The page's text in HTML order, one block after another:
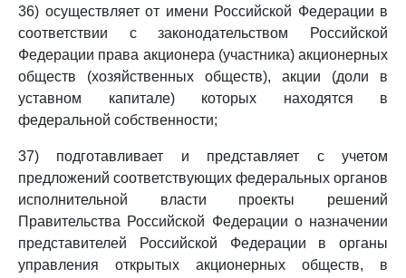
36) осуществляет от имени Российской Федерации в
соответствии с законодательством Российской
Федерации права акционера (участника) акционерных
обществ (хозяйственных обществ), акции (доли в
уставном капитале) которых находятся в
федеральной собственности;
37) подготавливает и представляет с учетом
предложений соответствующих федеральных органов
исполнительной власти проекты решений
Правительства Российской Федерации о назначении
представителей Российской Федерации в органы
управления открытых акционерных обществ, в